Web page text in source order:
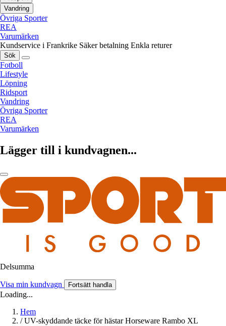
Vandring
Övriga Sporter
REA
Varumärken
Kundservice i Frankrike Säker betalning Enkla returer
Sök
Fotboll
Lifestyle
Löpning
Ridsport
Vandring
Övriga Sporter
REA
Varumärken
Lägger till i kundvagnen...
Delsumma
Visa min kundvagn Fortsätt handla
Loading...
Hem
/ UV-skyddande täcke för hästar Horseware Rambo XL